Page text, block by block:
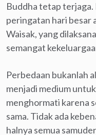
Buddha tetap
peringatan hari besar
Waisak, yang
semangat
Perbedaan bukanlah
menjadi medium
menghormati karena
sama. Tidak ada
halnya semua